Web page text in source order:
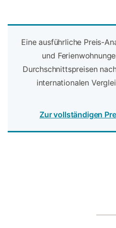
Eine ausführliche Preis-
und
Durchschnittspreisen
internationalen
Zur vollständigen